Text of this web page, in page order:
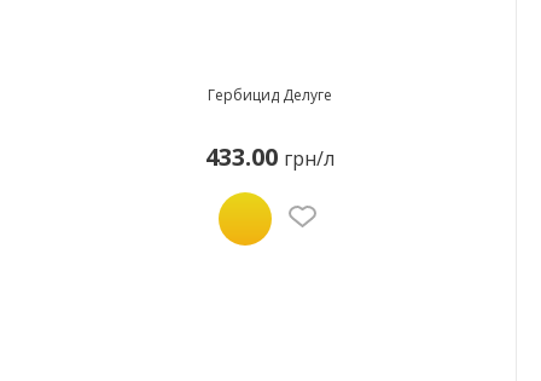
Гербицид Делуге
433.00 грн/л